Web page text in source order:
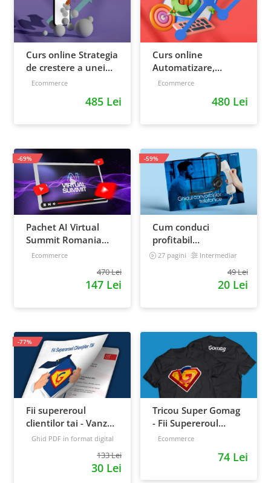
Curs online Strategia
de crestere a unei
afaceri - de la idee, la
Ecommerce
485 Lei
Curs online
Automatizare,
scalare si loializare:
strategia de business
Ecommerce
480 Lei
Pachet AI Virtual
Summit Romania
2026: inregistrari +
Ecommerce
470 Lei
147 Lei
-69%
Cum conduci
profitabil
convorbirile
27 pagini Intermediar
49 Lei
20 Lei
-59%
Fii supereroul
clientilor tai - Vanzari
pe pilot automat
Ghid PDF in format digital
133 Lei
30 Lei
-77%
Tricou Super Gomag
- Fii Supereroul
Clientilor Tai
Ecommerce
74 Lei